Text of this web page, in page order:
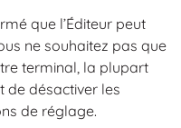
que l’Éditeur peut
ne souhaitez pas que
terminal, la plupart
de désactiver les
de réglage.